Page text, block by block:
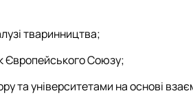
тваринництва;
Європейського Союзу;
та університетами на основі